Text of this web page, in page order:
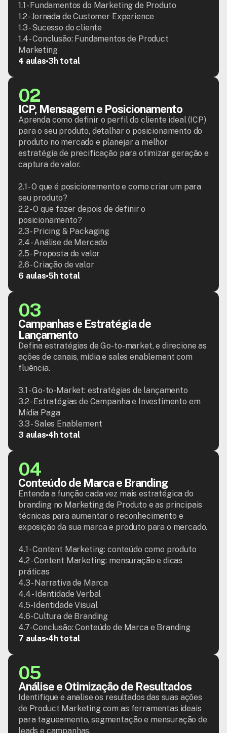
1.1 - Fundamentos do Marketing de Produto
1.2 - Jornada de Customer Experience
1.3 - Sucesso do cliente
1.4 - Conclusão: Fundamentos de Product
Marketing
4 aulas 3h total
02
ICP, Mensagem e Posicionamento
Aprenda como definir o perfil do cliente ideal (ICP)
para o seu produto, detalhar o posicionamento do
produto no mercado e planejar a melhor
estratégia de precificação para otimizar geração e
captura de valor.
2.1 - O que é posicionamento e como criar um para
seu produto?
2.2 - O que fazer depois de definir o
posicionamento?
2.3 - Pricing & Packaging
2.4 - Análise de Mercado
2.5 - Proposta de valor
2.6 - Criação de valor
6 aulas 5h total
03
Campanhas e Estratégia de
Lançamento
Defina estratégias de Go-to-market, e direcione as
ações de canais, mídia e sales enablement com
fluência.
3.1 - Go-to-Market: estratégias de lançamento
3.2 - Estratégias de Campanha e Investimento em
Mídia Paga
3.3 - Sales Enablement
3 aulas 4h total
04
Conteúdo de Marca e Branding
Entenda a função cada vez mais estratégica do
branding no Marketing de Produto e as principais
técnicas para aumentar o reconhecimento e
exposição da sua marca e produto para o mercado.
4.1 - Content Marketing: conteúdo como produto
4.2 - Content Marketing: mensuração e dicas
práticas
4.3 - Narrativa de Marca
4.4 - Identidade Verbal
4.5- Identidade Visual
4.6- Cultura de Branding
4.7- Conclusão: Conteúdo de Marca e Branding
7 aulas 4h total
05
Análise e Otimização de Resultados
Identifique e analise os resultados das suas ações
de Product Marketing com as ferramentas ideais
para tagueamento, segmentação e mensuração de
leads e campanhas.